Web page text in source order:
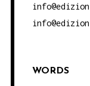
WORDS